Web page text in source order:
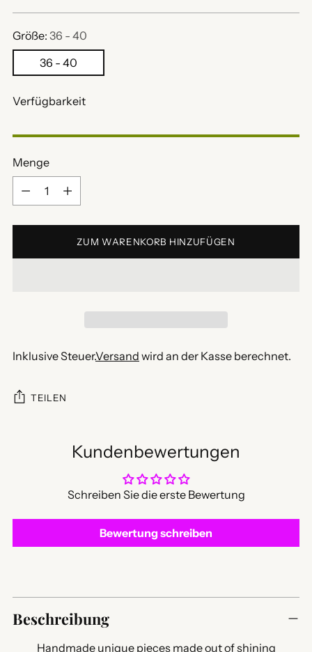
Größe: 36 - 40
36 - 40
Verfügbarkeit
Menge
Menge
ZUM WARENKORB HINZUFÜGEN
Inklusive Steuer.Versand wird an der Kasse berechnet.
TEILEN
Kundenbewertungen
Schreiben Sie die erste Bewertung
Bewertung schreiben
Produkt
in
den
Warenkorb
Beschreibung
Handmade unique pieces made out of shining